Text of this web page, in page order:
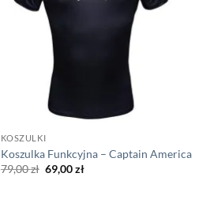
KOSZULKI
Koszulka Funkcyjna – Captain America
79,00zł Pierwotna
cena
69,00złAktualna